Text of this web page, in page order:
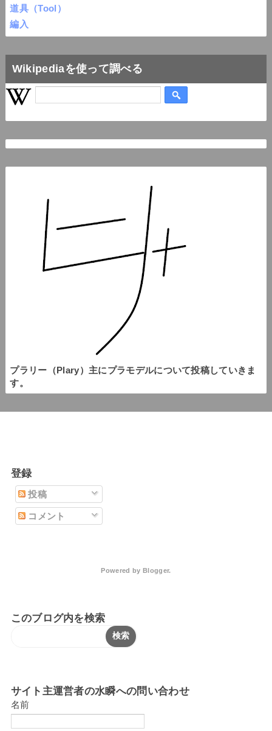
道具（Tool）
編入
Wikipediaを使って調べる
プラリー（Plary）主にプラモデルについて投稿していきま
す。
登録
投稿
コメント
Powered by Blogger.
このブログ内を検索
サイト主運営者の水瞬への問い合わせ
名前